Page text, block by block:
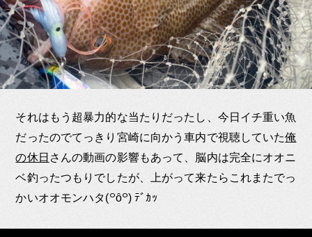
それはもう超暴力的な当たりだったし、今日イチ重い魚
だったのでてっきり宮崎に向かう車内で視聴していた俺
の休日 さんの動画の影響もあって、脳内は完全にオオニ
ベ釣ったつもりでしたが、上がって来たらこれまたでっ
かいオオモンハタ(꒪ȏ꒪) ﾃﾞｶｯ